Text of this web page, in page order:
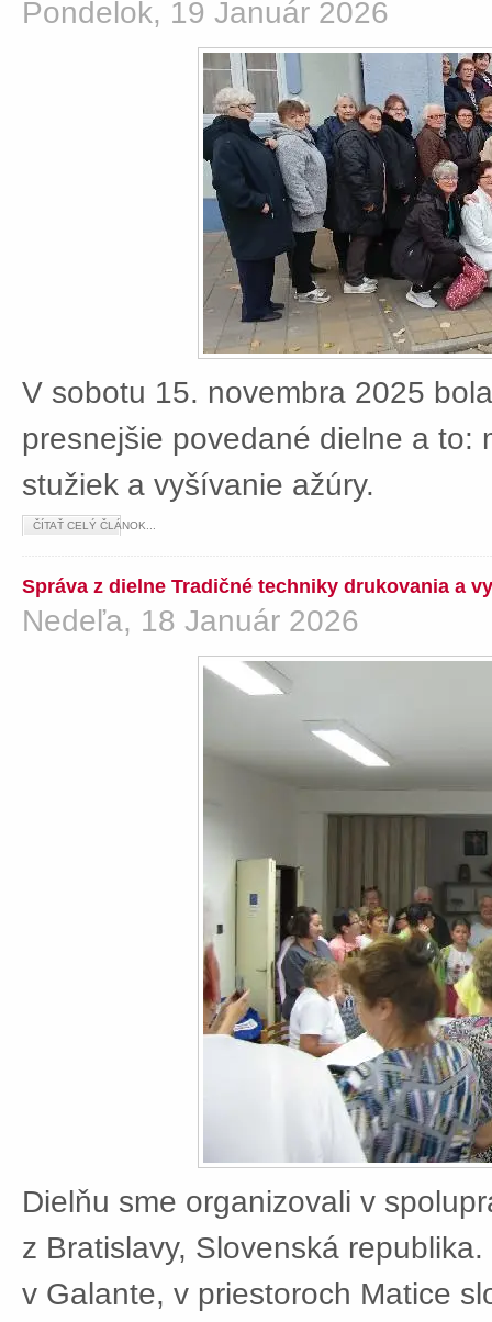
Pondelok, 19 Január 2026
V sobotu 15. novembra 2025
presnejšie povedané dielne a to:
stužiek a vyšívanie ažúry.
ČÍTAŤ CELÝ ČLÁNOK...
Správa z dielne Tradičné techniky drukovania a
Nedeľa, 18 Január 2026
Dielňu sme organizovali v
z Bratislavy, Slovenská
v Galante, v priestoroch Matice